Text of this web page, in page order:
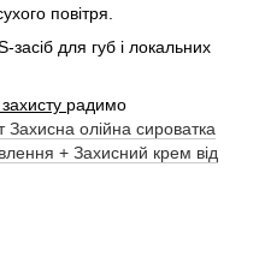
повітря.
для губ і локальних
радимо
Захисна олійна сироватка
+ Захисний крем від